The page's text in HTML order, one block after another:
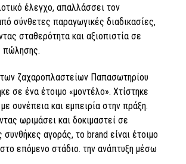
έλεγχο, απαλλάσσει τον
σύνθετες παραγωγικές διαδικασίες,
σταθερότητα και αξιοπιστία σε
πώλησης.
ζαχαροπλαστείων Παπασωτηρίου
σε ένα έτοιμο «μοντέλο». Χτίστηκε
συνέπεια και εμπειρία στην πράξη.
ωριμάσει και δοκιμαστεί σε
συνθήκες αγοράς, το brand είναι έτοιμο
επόμενο στάδιο. την ανάπτυξη μέσω